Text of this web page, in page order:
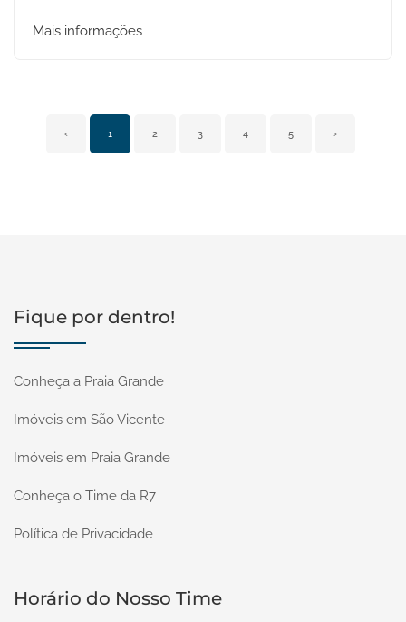
Mais informações
‹ 1 2 3 4 5 ›
Fique por dentro!
Conheça a Praia Grande
Imóveis em São Vicente
Imóveis em Praia Grande
Conheça o Time da R7
Política de Privacidade
Horário do Nosso Time